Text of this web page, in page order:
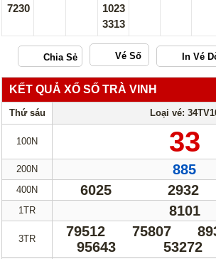
7230
1023
3313
Vé Số
KẾT QUẢ XỔ SỐ TRÀ VINH
Thứ sáu Loại vé:
100N 33
200N 885
400N 6025 2932
1TR 8101
3TR 79512 75807
95643
53272